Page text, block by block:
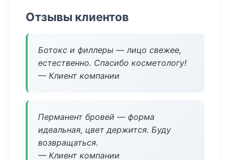
Отзывы клиентов
Ботокс и филлеры — лицо свежее,
естественно. Спасибо косметологу!
— Клиент компании
Перманент бровей — форма
идеальная, цвет держится. Буду
возвращаться.
— Клиент компании